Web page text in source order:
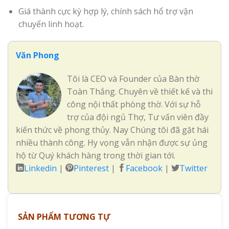
Giá thành cực kỳ hợp lý, chính sách hổ trợ vận
chuyển linh hoạt.
Văn Phong
Tôi là CEO và Founder của Bàn thờ
Toàn Thắng. Chuyên về thiết kế và thi
công nội thất phòng thờ. Với sự hỗ
trợ của đội ngủ Thợ, Tư vấn viên đầy
kiến thức về phong thủy. Nay Chúng tôi đã gặt hái
nhiều thành công. Hy vọng vẫn nhận được sự ủng
hộ từ Quý khách hàng trong thời gian tới.
Linkedin | Pinterest | Facebook | Twitter
SẢN PHẨM TƯƠNG TỰ